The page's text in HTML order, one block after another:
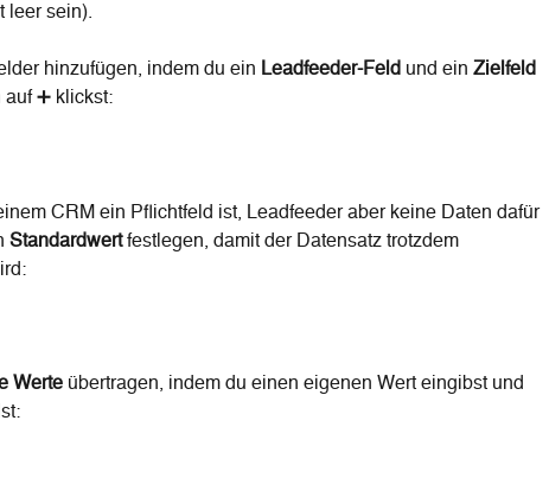
leer sein).
hinzufügen, indem du ein Leadfeeder-Feld und ein Zielfeld
➕ klickst:
CRM ein Pflichtfeld ist, Leadfeeder aber keine Daten dafür
Standardwert festlegen, damit der Datensatz trotzdem
Werte übertragen, indem du einen eigenen Wert eingibst und